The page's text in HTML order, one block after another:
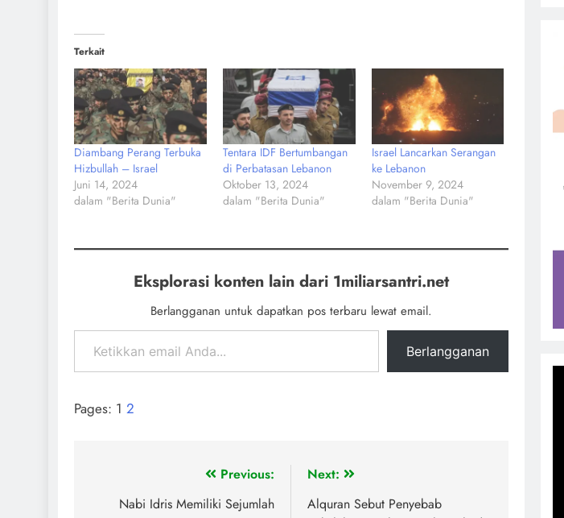
Terkait
Diambang Perang Terbuka
Hizbullah – Israel
Juni 14, 2024
dalam "Berita Dunia"
Tentara IDF Bertumbangan
di Perbatasan Lebanon
Oktober 13, 2024
dalam "Berita Dunia"
Israel Lancarkan Serangan
ke Lebanon
November 9, 2024
dalam "Berita Dunia"
Eksplorasi konten lain dari 1miliarsantri.net
Berlangganan untuk dapatkan pos terbaru lewat email.
Berlangganan
Pages: 1 2
Previous:
Nabi Idris Memiliki Sejumlah
Next:
Alquran Sebut Penyebab